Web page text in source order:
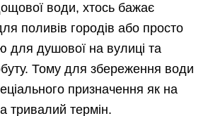
води, хтось бажає
поливів городів або просто
для душової на вулиці та
Тому для збереження води
призначення як на
тривалий термін.